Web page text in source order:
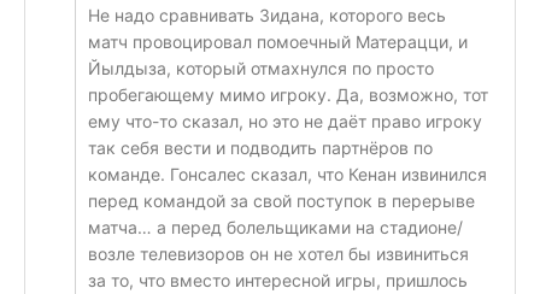
Не надо сравнивать Зидана, которого весь
матч провоцировал помоечный Матерацци, и
Йылдыза, который отмахнулся по просто
пробегающему мимо игроку. Да, возможно, тот
ему что-то сказал, но это не даёт право игроку
так себя вести и подводить партнёров по
команде. Гонсалес сказал, что Кенан извинился
перед командой за свой поступок в перерыве
матча… а перед болельщиками на стадионе/
возле телевизоров он не хотел бы извиниться
за то, что вместо интересной игры, пришлось